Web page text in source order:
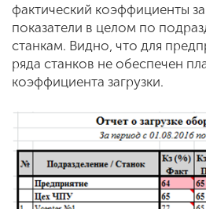
фактический коэффициенты
показатели в целом по
станкам. Видно, что для
ряда станков не обеспечен
коэффициента загрузки.